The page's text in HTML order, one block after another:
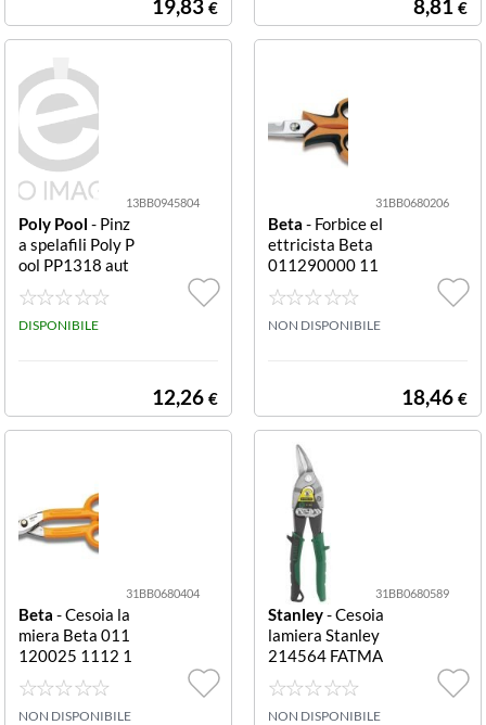
19,83 € 8,81 €
13BB0945804
Poly Pool - Pinz
a spelafili Poly P
ool PP1318 aut
omatica Nero e
Rosso automati
ca
DISPONIBILE
12,26 €
31BB0680206
Beta - Forbice el
ettricista Beta
011290000 11
29BM curva 11
29BM curva
NON DISPONIBILE
18,46 €
31BB0680404
Beta - Cesoia la
miera Beta 011
120025 1112 1
112
NON DISPONIBILE
31BB0680589
Stanley- Cesoia
lamiera Stanley
214564 FATMA
X taglio Dx tagli
o Dx
NON DISPONIBILE